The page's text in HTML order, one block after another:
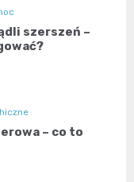
szerszeń –
– co to